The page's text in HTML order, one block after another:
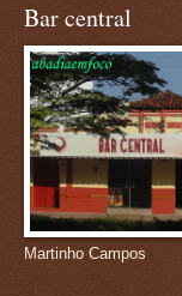
Bar central
Martinho Campos